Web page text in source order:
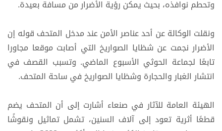
وتحطم نوافذه، بحيث يمكن رؤية الأضرار من مسافة بعيدة.
ونقلت الوكالة عن أحد عناصر الأمن عند مدخل المتحف قوله إن
الأضرار نجمت عن شظايا الصواريخ التي أصابت موقعا مجاورا
تابعًا لجماعة الحوثي الأسبوع الماضي. وتسبب القصف في
انتشار الغبار والحجارة وشظايا الصواريخ في ساحة المتحف.
الهيئة العامة للآثار في صنعاء أشارت إلى أن المتحف يضم
قطعًا أثرية تعود إلى آلاف السنين، تشمل تماثيل ونقوشًا